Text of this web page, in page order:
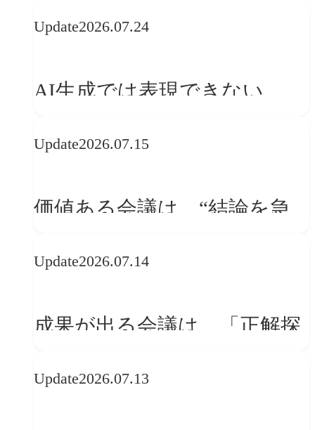
レンドに見る「人間中心」へ
Update2026.07.24
AI生成では表現できない
望
Update2026.07.15
価値ある会議は、“結論を急
場”である
Update2026.07.14
成果が出る会議は、「正解探
Update2026.07.13